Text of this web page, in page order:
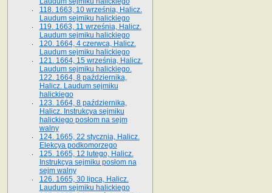
118. 1663, 10 września, Halicz.
Laudum sejmiku halickiego
119. 1663, 11 września, Halicz.
Laudum sejmiku halickiego
120. 1664, 4 czerwca, Halicz.
Laudum sejmiku halickiego
121. 1664, 15 września, Halicz.
Laudum sejmiku halickiego.
122. 1664, 8 października,
Halicz. Laudum sejmiku
halickiego
123. 1664, 8 października,
Halicz. Instrukcya sejmiku
halickiego posłom na sejm
walny
124. 1665, 22 stycznia, Halicz.
Elekcya podkomorzego
125. 1665, 12 lutego, Halicz.
Instrukcya sejmiku posłom na
sejm walny
126. 1665, 30 lipca, Halicz.
Laudum sejmiku halickiego